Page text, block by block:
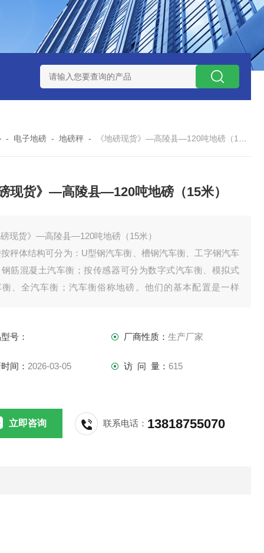
SCS-18米120吨玉环装一台16米100吨地磅多少钱？
- 电子地磅 -地磅秤 - 《地磅现货》—高陵县—120吨地磅（15米）
磅现货》—高陵县—120吨地磅（15米）
磅现货》—高陵县—120吨地磅（15米）
秤体结构可分为：U型钢汽车衡、槽钢汽车衡、工字钢汽车
筋混凝土汽车衡；按传感器可分为数字式汽车衡、模拟式
衡、全汽车衡；汽车衡俗称地磅。他们的基本配置是一样
号：
厂商性质： 生产厂家
间： 2026-03-05 访 问 量： 615
立即咨询 联系电话： 13818755070